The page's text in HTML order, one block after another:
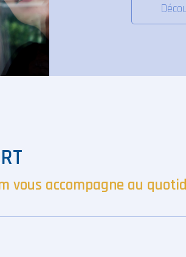
vous accompagne au